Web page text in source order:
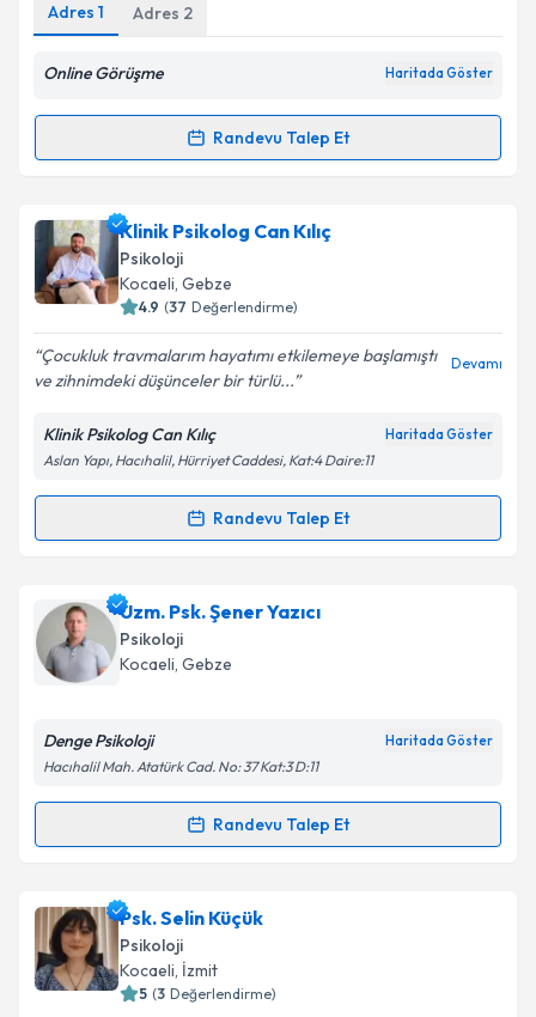
Kişisel verilerimin işlenmesine ilişkinAydınlatma
Metni'ni okudum ve kişisel verilerimin belirtilen
Takvim Talebini Gönder
Adres 1 Adres 2
Online Görüşme Haritada Göster
Randevu Talep Et
Randevu Takvimi Talebi
Psk. Dan. Hilal Aksoy için randevu takvimi talebi
oluşturun. Size bu uzmandan randevu almanız için bir
takvim hazırlandığında e-posta ile bilgilendireceğiz.
Kişisel verilerimin işlenmesine ilişkin
Aydınlatma
Metni'ni okudum ve kişisel verilerimin belirtilen
kapsamda işlenmesini kabul ediyorum.
Klinik Psikolog Can Kılıç
Psikoloji
Kocaeli, Gebze
4.9 (37 Değerlendirme)
Çocukluk travmalarım hayatımı etkilemeye başlamıştı
ve zihnimdeki düşünceler bir türlü...
Devamı
Klinik Psikolog Can Kılıç Haritada Göster
Aslan Yapı, Hacıhalil, Hürriyet Caddesi, Kat:4 Daire:11
Randevu Talep Et
Randevu Takvimi Talebi
Klinik Psikolog Can Kılıçiçin randevu takvimi talebi
oluşturun. Size bu uzmandan randevu almanız için bir
takvim hazırlandığında e-posta ile bilgilendireceğiz.
Kişisel verilerimin işlenmesine ilişkin
Metni'ni okudum ve kişisel verilerimin belirtilen
Takvim Talebini Gönder
Uzm. Psk. Şener Yazıcı
Psikoloji
Kocaeli, Gebze
Denge Psikoloji Haritada Göster
Hacıhalil Mah. Atatürk Cad. No: 37 Kat:3 D:11
Randevu Talep Et
Randevu Takvimi Talebi
Uzm. Psk. Şener Yazıcı
oluşturun. Size bu uzmandan randevu almanız için bir
takvim hazırlandığında e-posta ile bilgilendireceğiz.
Psk. Selin Küçük
Psikoloji
Kocaeli, İzmit
5 (3 Değerlendirme)